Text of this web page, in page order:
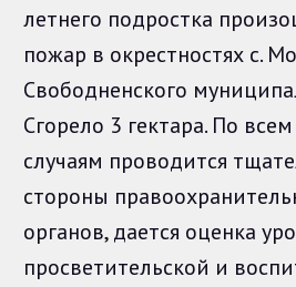
летнего подростка
пожар в окрестностях с.
Свободненского
Сгорело 3 гектара. По
случаям проводится
стороны
органов, дается оценка
просветительской и